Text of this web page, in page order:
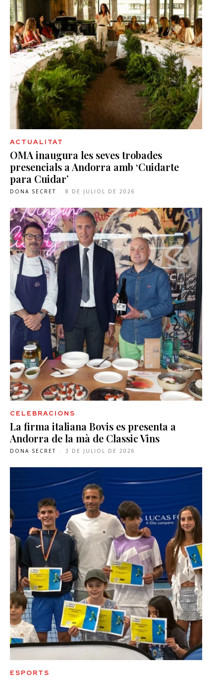
ACTUALITAT
OMA inaugura les seves trobades
presencials a Andorra amb ‘Cuidarte
para Cuidar’
DONA SECRET - 8 DE JULIOL DE 2026
CELEBRACIONS
La firma italiana Bovis es presenta a
Andorra de la mà de Classic Vins
DONA SECRET - 3 DE JULIOL DE 2026
ESPORTS